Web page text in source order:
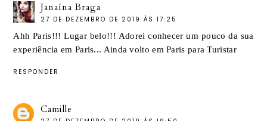
Janaína Braga
27 DE DEZEMBRO DE 2019 ÀS 17:25
Ahh Paris!!! Lugar belo!!! Adorei conhecer um pouco da sua
experiência em Paris... Ainda volto em Paris para Turistar
RESPONDER
Camille